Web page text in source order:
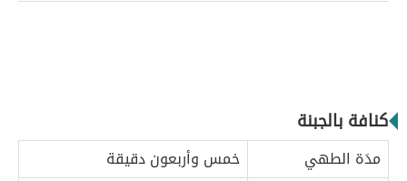
كنافة بالجبنة
مدَة الطهي
خمس وأربعون دقيقة